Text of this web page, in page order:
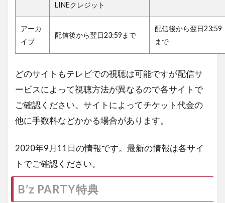
LINEクレジット
アーカ
イブ
配信後から翌日23:59まで
配信後から翌日23:59
まで
どのサイトもテレビでの視聴は可能ですが配信サ
ービスによって視聴方法が異なるので各サイトで
ご確認ください。サイトによってチケット代金の
他に手数料などかかる場合があります。
2020年9月11日の情報です。最新の情報は各サイ
トでご確認ください。
B’z PARTY特典